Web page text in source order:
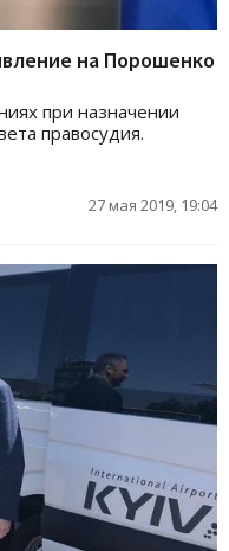
на Порошенко
при назначении
правосудия.
27 мая 2019, 19:04